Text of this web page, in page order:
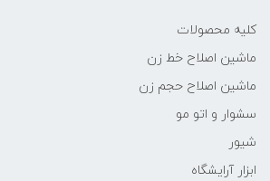
کلیه محصولات
ماشین اصلاح خط زن
ماشین اصلاح حجم زن
سشوار و اتو مو
شیور
ابزار آرایشگاه